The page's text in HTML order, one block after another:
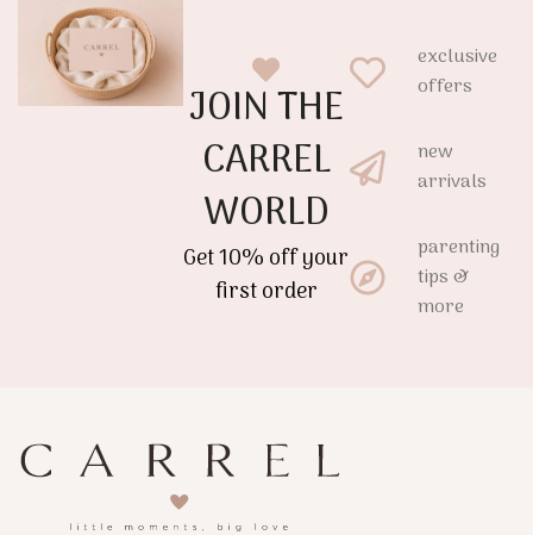
JOIN THE
CARREL
WORLD
Get 10% off your
first order
exclusive
offers
new
arrivals
parenting
tips &
more